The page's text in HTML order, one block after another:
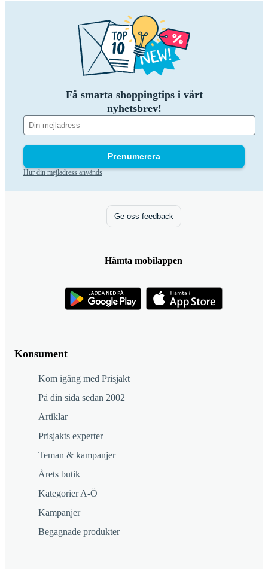
Få smarta shoppingtips i vårt
nyhetsbrev!
Prenumerera
Hur din mejladress används
Konsument
Kom igång med Prisjakt
På din sida sedan 2002
Artiklar
Prisjakts experter
Teman & kampanjer
Årets butik
Kategorier A-Ö
Kampanjer
Begagnade produkter
Ge oss feedback
Hämta mobilappen